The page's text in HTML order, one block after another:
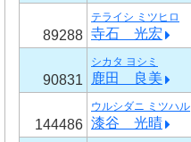
89288
テライシ ミツヒロ
寺石 光宏
90831
シカタ ヨシミ
鹿田 良美
144486
ウルシダニ ミツハル
漆谷 光晴